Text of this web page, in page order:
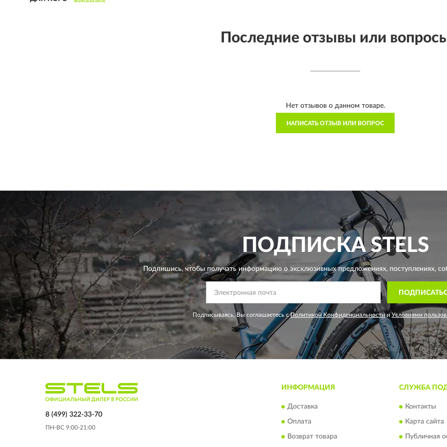
Последние отзывы или
Нет отзывов о данном товаре.
НАПИСАТЬ ОТЗЫВ ИЛИ ВОПРОС
ПОДПИСКАSTELS
Подпишись, чтобы получать информацию о эксклюзивных предложениях,поступлениях,
Подписываясь, Вы соглашаетесь сПолитикой Конфиденциальности иУсловиями
8 (499) 322-33-70
ПН-ВС 9:00-21:00
ИНФОРМАЦИЯ
Доставка
Оплата
Возврат товара
СЛУЖБА
Контакты
Карта сайта
Публичная